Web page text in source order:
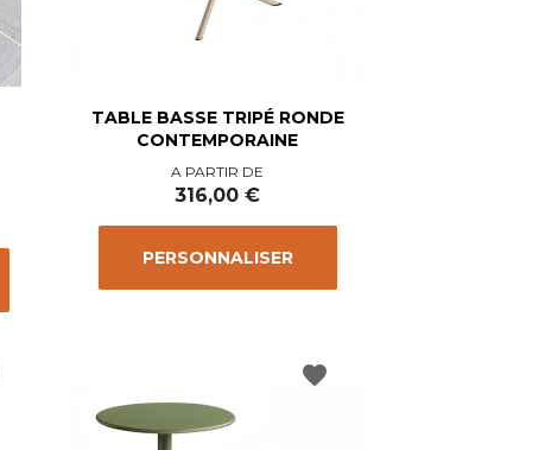
TABLE BASSE TRIPÉ RONDE
CONTEMPORAINE
Prix
A PARTIR DE
316,00 €
PERSONNALISER
favorite